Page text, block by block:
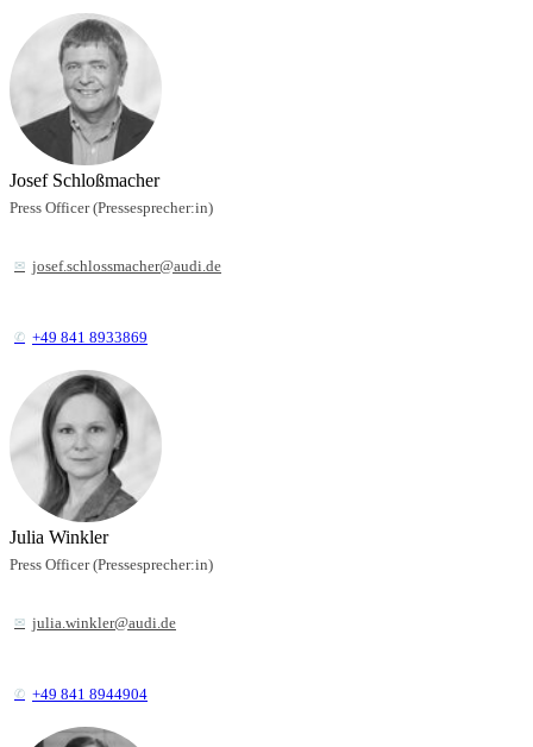
Josef Schloßmacher
Press Officer (Pressesprecher:in)
josef.schlossmacher@audi.de
+49 841 8933869
Julia Winkler
Press Officer (Pressesprecher:in)
julia.winkler@audi.de
+49 841 8944904